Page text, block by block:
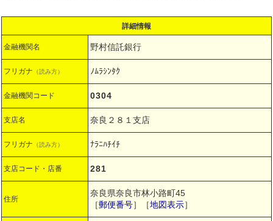
詳細情報
金融機関名 野村信託銀行
フリガナ （読み方） ﾉﾑﾗｼﾝﾀｸ
金融機関コード 0304
支店名 奈良２８１支店
フリガナ （読み方） ﾅﾗﾆﾊﾁｲﾁ
支店コード・店番 281
住所
奈良県奈良市林小路町45
［郵便番号］［地図表示］